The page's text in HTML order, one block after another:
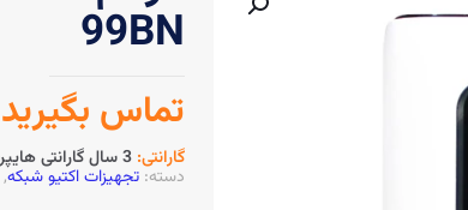
99BN
تماس بگیرید
گارانتی: 3 سال گارانتی هایپرسل
دسته: تجهیزات اکتیو شبکه,